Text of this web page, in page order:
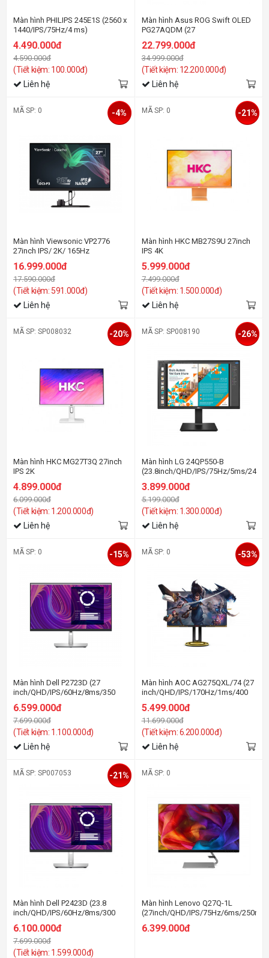
Màn hình PHILIPS 245E1S (2560 x
1440/IPS/75Hz/4 ms)
4.490.000đ
4.590.000đ
(Tiết kiệm: 100.000đ)
Liên hệ
Màn hình Asus ROG Swift OLED
PG27AQDM (27
inch/QHD/OLED/240Hz/0.03ms)
22.799.000đ
34.999.000đ
(Tiết kiệm: 12.200.000đ)
Liên hệ
MÃ SP: 0
Màn hình Viewsonic VP2776
27inch IPS/ 2K/ 165Hz
16.999.000đ
17.590.000đ
(Tiết kiệm: 591.000đ)
-4%
Liên hệ
MÃ SP: 0
Màn hình HKC MB27S9U 27inch
IPS 4K
5.999.000đ
7.499.000đ
(Tiết kiệm: 1.500.000đ)
-21%
Liên hệ
MÃ SP: SP008032
Màn hình HKC MG27T3Q 27inch
IPS 2K
4.899.000đ
6.099.000đ
(Tiết kiệm: 1.200.000đ)
-20%
Liên hệ
MÃ SP: SP008190
Màn hình LG 24QP550-B
(23.8inch/QHD/IPS/75Hz/5ms/
3.899.000đ
5.199.000đ
(Tiết kiệm: 1.300.000đ)
-26%
Liên hệ
MÃ SP: 0
Màn hình Dell P2723D (27
inch/QHD/IPS/60Hz/8ms/350
6.599.000đ
7.699.000đ
(Tiết kiệm: 1.100.000đ)
-15%
Liên hệ
MÃ SP: 0
Màn hình AOC AG275QXL/74 (27
inch/QHD/IPS/170Hz/1ms/400
5.499.000đ
11.699.000đ
(Tiết kiệm: 6.200.000đ)
-53%
Liên hệ
MÃ SP: SP007053
Màn hình Dell P2423D (23.8
inch/QHD/IPS/60Hz/8ms/300
nits/HDMI+DP+USB)
6.100.000đ
7.699.000đ
(Tiết kiệm: 1.599.000đ)
-21% MÃ SP: 0
Màn hình Lenovo Q27Q-1L
(27inch/QHD/IPS/75Hz/6ms/
6.399.000đ